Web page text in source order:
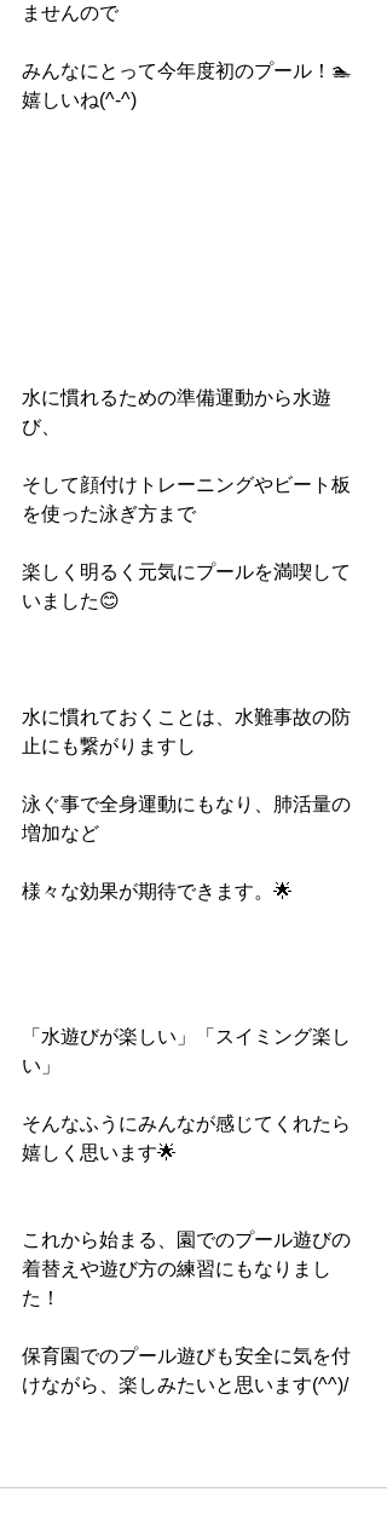
ませんので
みんなにとって今年度初のプール！🏊
嬉しいね(^-^)
水に慣れるための準備運動から水遊
び、
そして顔付けトレーニングやビート板
を使った泳ぎ方まで
楽しく明るく元気にプールを満喫して
いました😊
水に慣れておくことは、水難事故の防
止にも繋がりますし
泳ぐ事で全身運動にもなり、肺活量の
増加など
様々な効果が期待できます。🌟
「水遊びが楽しい」「スイミング楽し
い」
そんなふうにみんなが感じてくれたら
嬉しく思います🌟
これから始まる、園でのプール遊びの
着替えや遊び方の練習にもなりまし
た！
保育園でのプール遊びも安全に気を付
けながら、楽しみたいと思います(^^)/